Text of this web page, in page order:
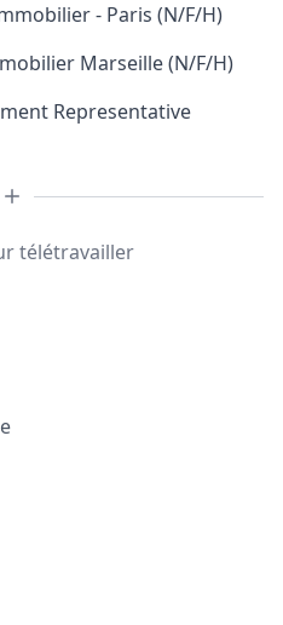
- Paris (N/F/H)
Marseille (N/F/H)
Representative
télétravailler